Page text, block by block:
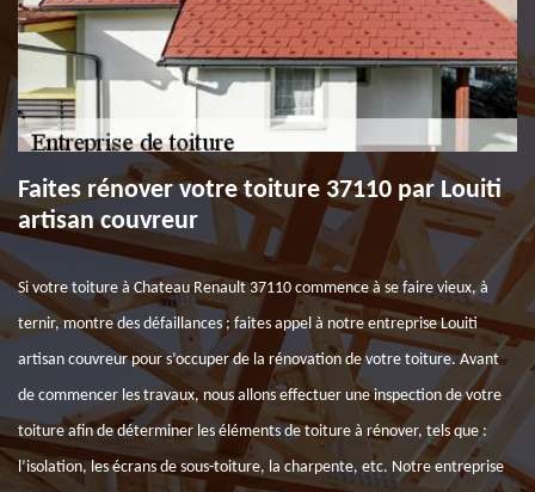
Faites rénover votre toiture 37110 par Louiti
artisan couvreur
Si votre toiture à Chateau Renault 37110 commence à se faire vieux, à
ternir, montre des défaillances ; faites appel à notre entreprise Louiti
artisan couvreur pour s’occuper de la rénovation de votre toiture. Avant
de commencer les travaux, nous allons effectuer une inspection de votre
toiture afin de déterminer les éléments de toiture à rénover, tels que :
l’isolation, les écrans de sous-toiture, la charpente, etc. Notre entreprise